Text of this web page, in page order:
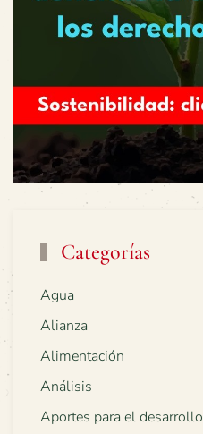
Categorías
Agua
Alianza
Alimentación
Análisis
Aportes para el desarrollo